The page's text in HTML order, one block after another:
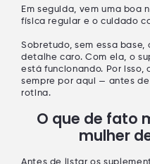
Em seguida, vem uma boa
física regular e ocuidado
Sobretudo, sem essa base,
detalhe caro. Com ela, o
está funcionando. Por
sempre por aqui — antes
rotina.
O que de fato
mulher